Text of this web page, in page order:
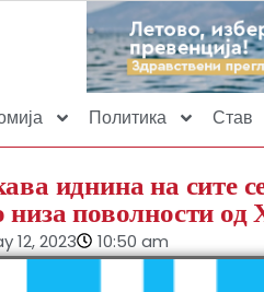
Политика Став
иднина на сите
низа поволности од
12, 2023 10:50 am